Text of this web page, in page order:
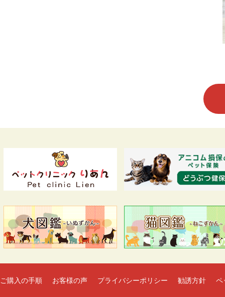
ご購入の手順 お客様の声 プライバシーポリシー 勧誘方針 ペ